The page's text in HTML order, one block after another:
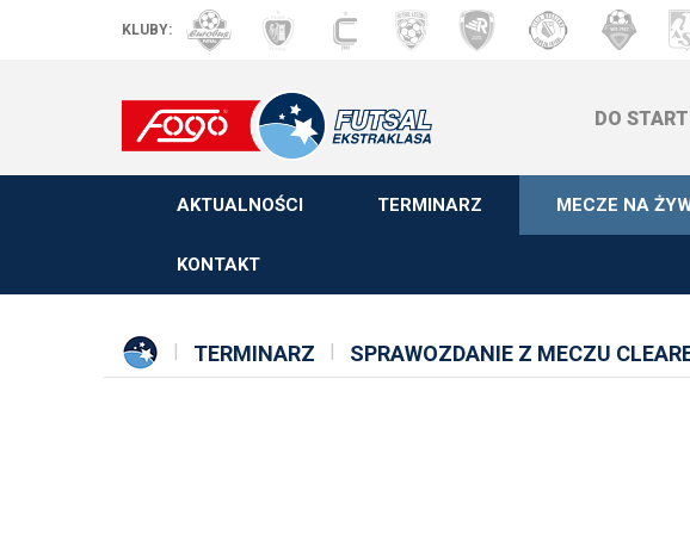
KLUBY:
DO
AKTUALNOŚCI TERMINARZ MECZE NA
KONTAKT
TERMINARZ SPRAWOZDANIE Z MECZU